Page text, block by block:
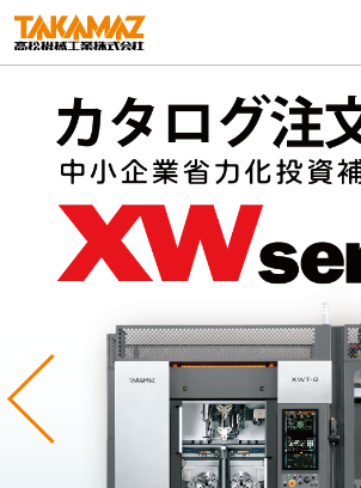
各種お問い合わせ・部品注文
採用に関してはこちらから
企業情報
展示会・イベント
コラム
製品ラインナップ
Previous